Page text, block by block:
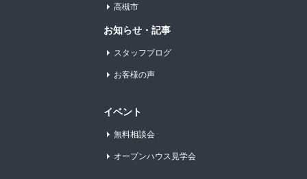
高槻市
お知らせ・記事
スタッフブログ
お客様の声
イベント
無料相談会
オープンハウス見学会